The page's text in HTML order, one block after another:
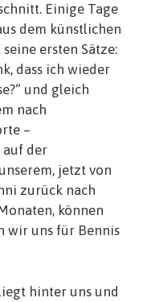
Einige Tage
dem künstlichen
ersten Sätze:
dass ich wieder
und gleich
nach
–
auf der
jetzt von
zurück nach
können
wir uns für Bennis
hinter uns und